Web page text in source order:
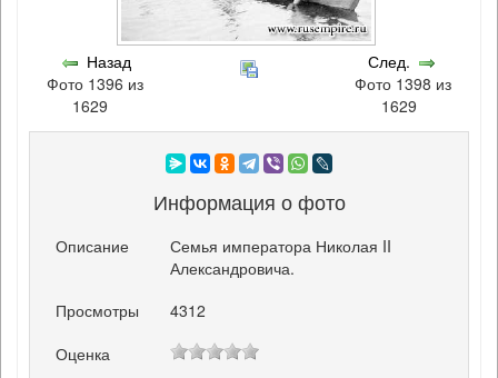
Назад
Фото 1396 из
1629
След.
Фото 1398 из
1629
Информация о фото
Описание
Семья императора Николая II
Александровича.
Просмотры
4312
Оценка